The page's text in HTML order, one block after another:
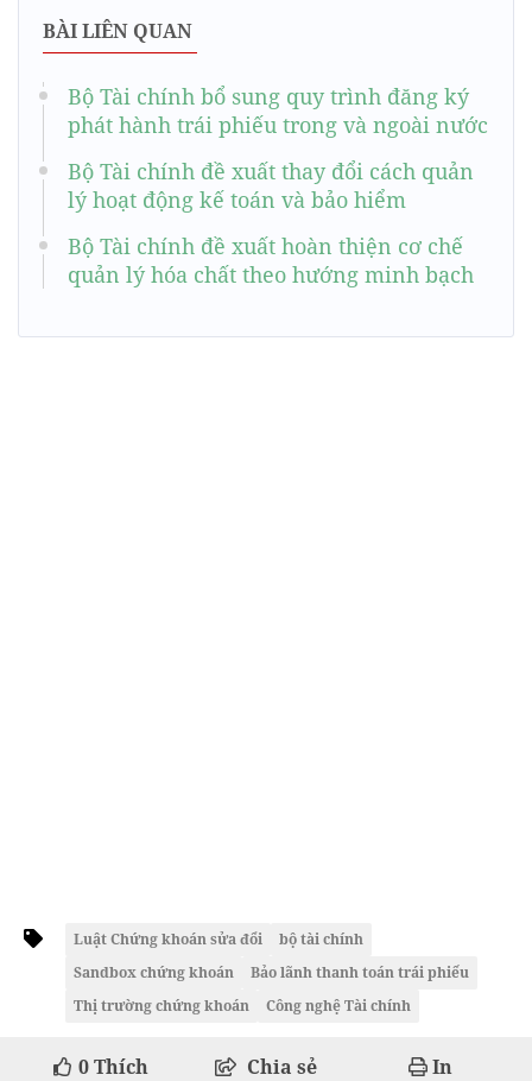
BÀI LIÊN QUAN
Bộ Tài chính bổ sung quy trình đăng ký
phát hành trái phiếu trong và ngoài nước
Bộ Tài chính đề xuất thay đổi cách quản
lý hoạt động kế toán và bảo hiểm
Bộ Tài chính đề xuất hoàn thiện cơ chế
quản lý hóa chất theo hướng minh bạch
Luật Chứng khoán sửa đổi
bộ tài chính
Sandbox chứng khoán
Bảo lãnh thanh toán trái phiếu
Thị trường chứng khoán
Công nghệ Tài chính
0Thích Chia sẻ In